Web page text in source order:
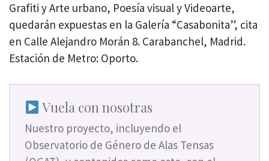
Grafiti y Arte urbano, Poesía visual y Videoarte,
quedarán expuestas en la Galería “Casabonita”, cita
en Calle Alejandro Morán 8. Carabanchel, Madrid.
Estación de Metro: Oporto.
Vuela con nosotras
Nuestro proyecto, incluyendo el
Observatorio de Género de Alas Tensas